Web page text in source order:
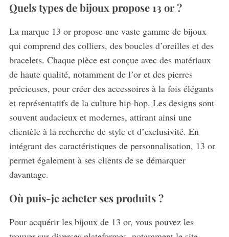
Quels types de bijoux propose 13 or ?
La marque 13 or propose une vaste gamme de bijoux
qui comprend des colliers, des boucles d’oreilles et des
bracelets. Chaque pièce est conçue avec des matériaux
de haute qualité, notamment de l’or et des pierres
précieuses, pour créer des accessoires à la fois élégants
et représentatifs de la culture hip-hop. Les designs sont
souvent audacieux et modernes, attirant ainsi une
clientèle à la recherche de style et d’exclusivité. En
intégrant des caractéristiques de personnalisation, 13 or
permet également à ses clients de se démarquer
davantage.
Où puis-je acheter ses produits ?
Pour acquérir les bijoux de 13 or, vous pouvez les